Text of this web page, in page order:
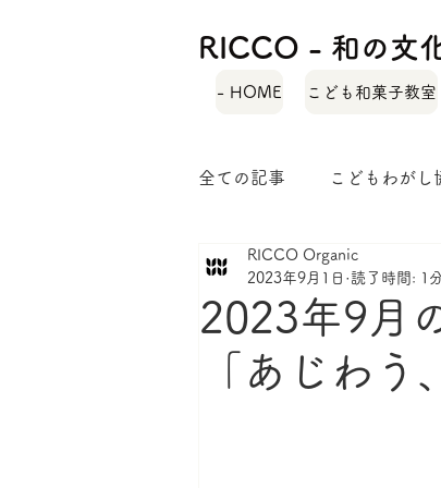
RICCO - 和の文
- HOME こども和菓子教室
全ての記事 こどもわがし
自己紹介 緑茶レシピ
和菓子ではぐくむ子ども
2023年9月
「あじわう
RICCO Organic
2023年9月1日
読了時間: 1